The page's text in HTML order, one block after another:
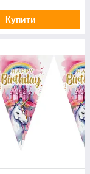
Купити